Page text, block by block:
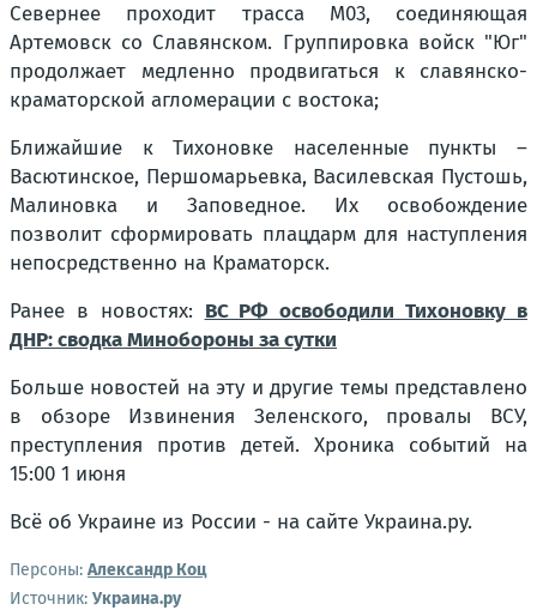
Севернее проходит трасса М03, соединяющая
Артемовск со Славянском. Группировка войск "Юг"
продолжает медленно продвигаться к славянско-
краматорской агломерации с востока;
Ближайшие к Тихоновке населенные пункты –
Васютинское, Першомарьевка, Василевская Пустошь,
Малиновка и Заповедное. Их освобождение
позволит сформировать плацдарм для наступления
непосредственно на Краматорск.
Ранее в новостях: ВС РФ освободили Тихоновку в
ДНР: сводка Минобороны за сутки
Больше новостей на эту и другие темы представлено
в обзоре Извинения Зеленского, провалы ВСУ,
преступления против детей. Хроника событий на
15:00 1 июня
Всё об Украине из России - на сайте Украина.ру.
Персоны: Александр Коц
Источник: Украина.ру